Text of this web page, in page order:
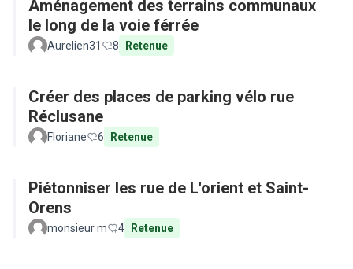
Aménagement des terrains communaux
le long de la voie férrée
Aurelien31 8 Retenue
Créer des places de parking vélo rue
Réclusane
Floriane 6 Retenue
Piétonniser les rue de L'orient et Saint-
Orens
monsieur m 4 Retenue